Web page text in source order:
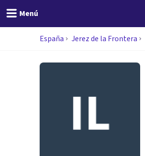
Menú
España Jerez de la Frontera